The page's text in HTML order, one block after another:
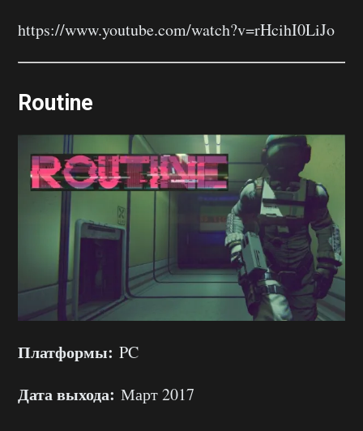
https://www.youtube.com/watch?v=rHcihI0LiJo
Routine
Платформы: PC
Дата выхода: Март 2017